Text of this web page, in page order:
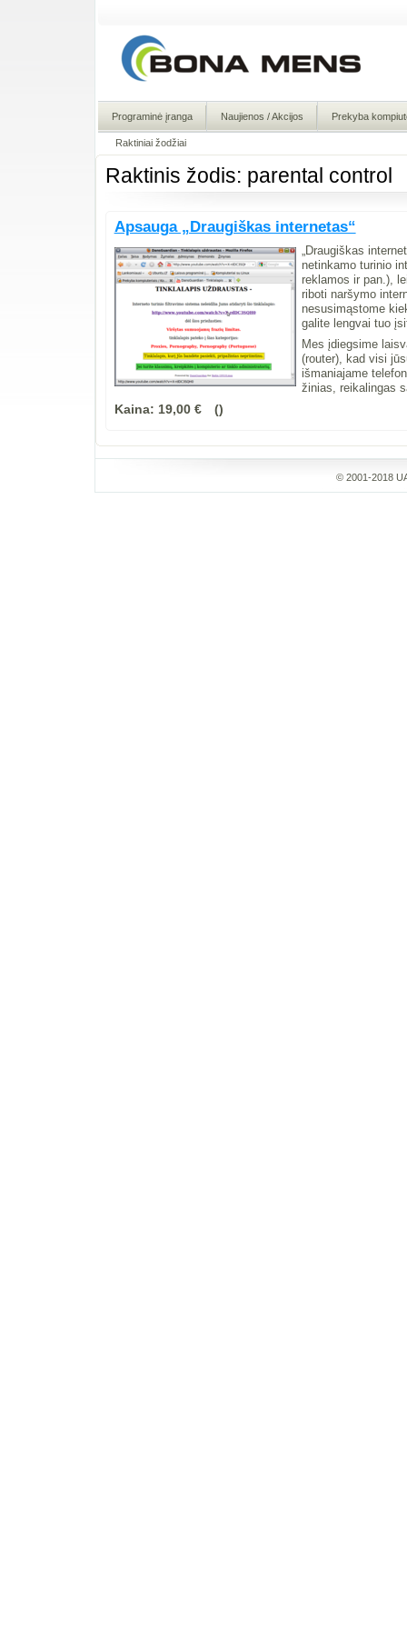
Programinė įranga Naujienos / Akcijos Prekyba
Raktiniai žodžiai
Raktinis žodis: parental control
Apsauga „Draugiškas internetas“
„Draugiškas
netinkamo turinio
reklamos ir pan.),
riboti naršymo
nesusimąstome
galite lengvai tuo
Mes įdiegsime
(router), kad visi
išmaniajame
žinias, reikalingas
Kaina: 19,00 €
© 2001-2018